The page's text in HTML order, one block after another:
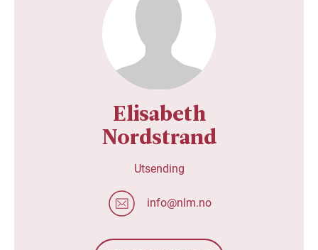
Elisabeth
Nordstrand
Utsending
info@nlm.no